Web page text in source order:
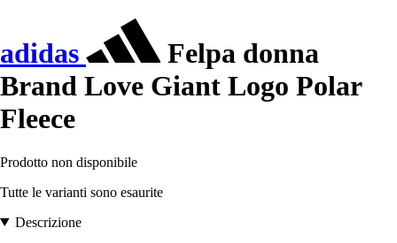
adidas
Felpa donna
Brand Love Giant Logo Polar
Fleece
Prodotto non disponibile
Tutte le varianti sono esaurite
Descrizione